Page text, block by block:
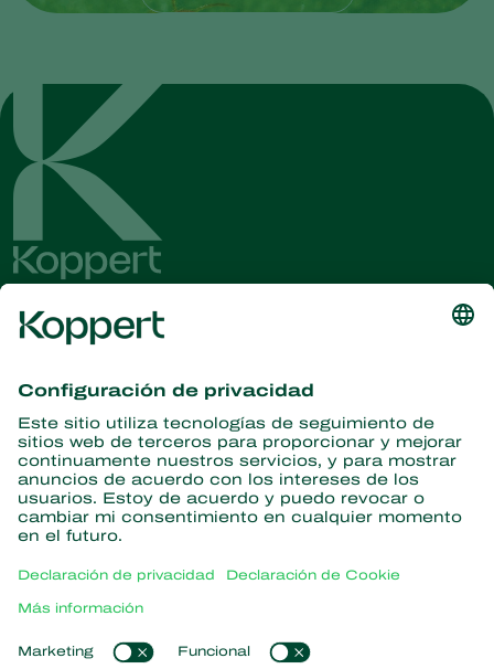
información
Suscríbase aquí
Partners with Nature
Avispas parasitarias
Nematodos beneficiosos
Acerca de Koppert
Novedades e información
Enlaces populares